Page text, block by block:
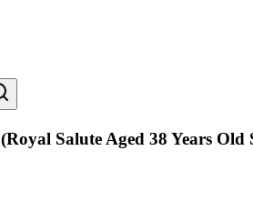
(Royal Salute Aged 38 Years Old